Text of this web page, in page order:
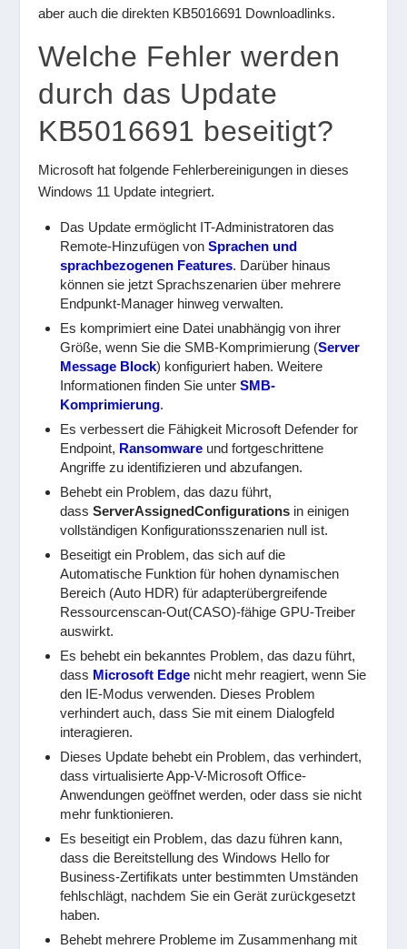
aber auch die direkten KB5016691 Downloadlinks.
Welche Fehler werden
durch das Update
KB5016691 beseitigt?
Microsoft hat folgende Fehlerbereinigungen in dieses
Windows 11 Update integriert.
Das Update ermöglicht IT-Administratoren das
Remote-Hinzufügen vonSprachen und
sprachbezogenen Features. Darüber hinaus
können sie jetzt Sprachszenarien über mehrere
Endpunkt-Manager hinweg verwalten.
Es komprimiert eine Datei unabhängig von ihrer
Größe, wenn Sie die SMB-Komprimierung (Server
Message Block) konfiguriert haben. Weitere
Informationen finden Sie unterSMB-
Komprimierung.
Es verbessert die Fähigkeit Microsoft Defender for
Endpoint, Ransomware und fortgeschrittene
Angriffe zu identifizieren und abzufangen.
Behebt ein Problem, das dazu führt,
dassServerAssignedConfigurations in einigen
vollständigen Konfigurationsszenarien null ist.
Beseitigt ein Problem, das sich auf die
Automatische Funktion für hohen dynamischen
Bereich (Auto HDR) für adapterübergreifende
Ressourcenscan-Out(CASO)-fähige GPU-Treiber
auswirkt.
Es behebt ein bekanntes Problem, das dazu führt,
dass Microsoft Edge nicht mehr reagiert, wenn Sie
den IE-Modus verwenden. Dieses Problem
verhindert auch, dass Sie mit einem Dialogfeld
interagieren.
Dieses Update behebt ein Problem, das verhindert,
dass virtualisierte App-V-Microsoft Office-
Anwendungen geöffnet werden, oder dass sie nicht
mehr funktionieren.
Es beseitigt ein Problem, das dazu führen kann,
dass die Bereitstellung des Windows Hello for
Business-Zertifikats unter bestimmten Umständen
fehlschlägt, nachdem Sie ein Gerät zurückgesetzt
haben.
Behebt mehrere Probleme im Zusammenhang mit